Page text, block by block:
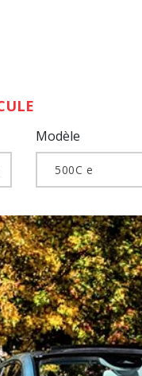
Modèle
500C e